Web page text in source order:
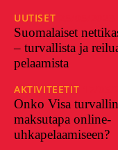
UUTISET
Suomalaiset
– turvallista ja
pelaamista
AKTIVITEETIT
Onko Visa
maksutapa online-
uhkapelaamiseen?